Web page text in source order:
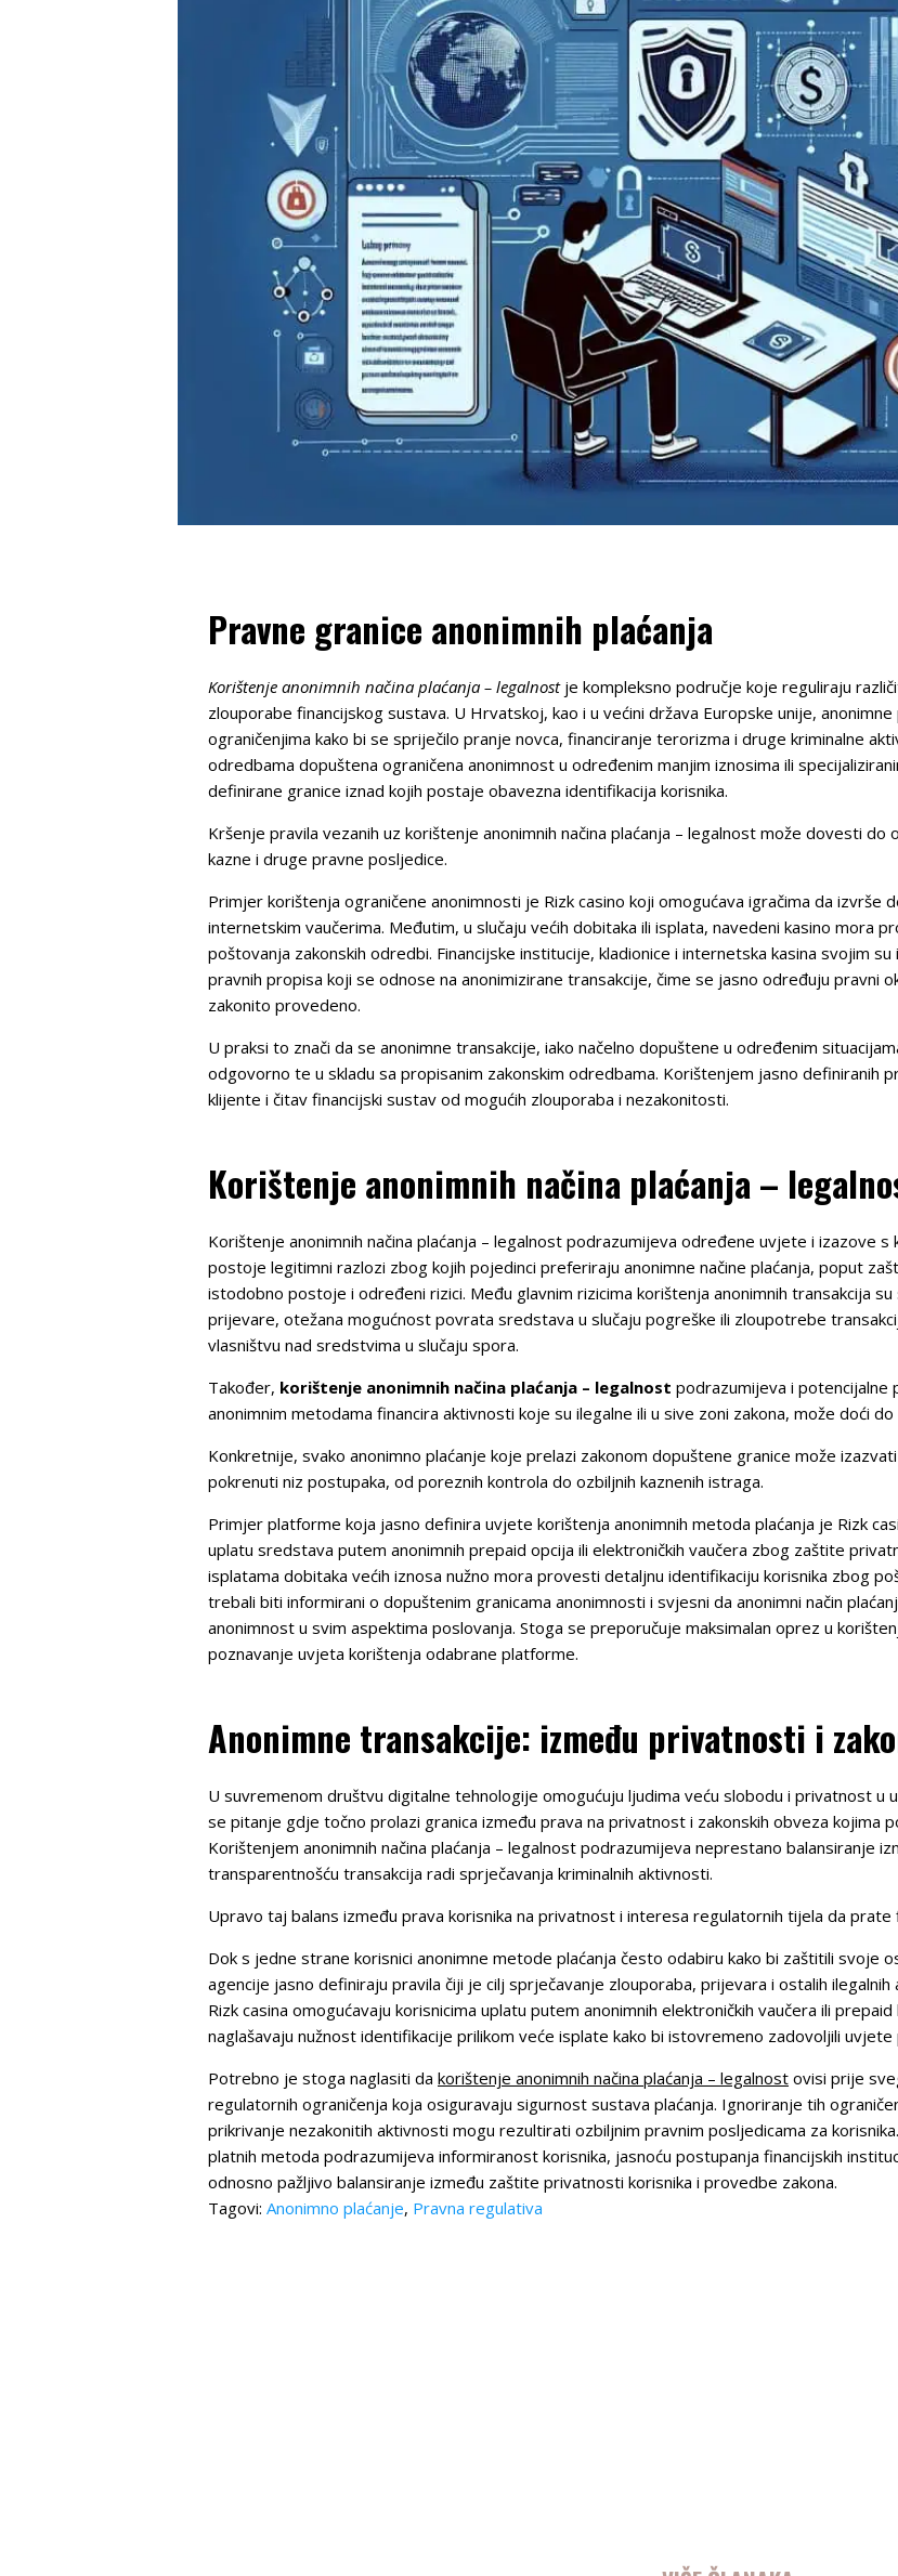
Pravne granice anonimnih plaćanja
Korištenje anonimnih načina plaćanja – legalnostje kompleksno područje koje reguliraju
zlouporabe financijskog sustava. U Hrvatskoj, kao i u većini država Europske unije,
ograničenjima kako bi se spriječilo pranje novca, financiranje terorizma i druge kriminalne
odredbama dopuštena ograničena anonimnost u određenim manjim iznosima ili
definirane granice iznad kojih postaje obavezna identifikacija korisnika.
Kršenje pravila vezanih uz korištenje anonimnih načina plaćanja – legalnost može dovesti do
kazne i druge pravne posljedice.
Primjer korištenja ograničene anonimnosti je Rizk casino koji omogućava igračima da izvrše
internetskim vaučerima. Međutim, u slučaju većih dobitaka ili isplata, navedeni kasino mora
poštovanja zakonskih odredbi. Financijske institucije, kladionice i internetska kasina svojim
pravnih propisa koji se odnose na anonimizirane transakcije, čime se jasno određuju pravni
zakonito provedeno.
U praksi to znači da se anonimne transakcije, iako načelno dopuštene u određenim
odgovorno te u skladu sa propisanim zakonskim odredbama. Korištenjem jasno definiranih
klijente i čitav financijski sustav od mogućih zlouporaba i nezakonitosti.
Korištenje anonimnih načina plaćanja –
Korištenje anonimnih načina plaćanja – legalnost podrazumijeva određene uvjete i izazove
postoje legitimni razlozi zbog kojih pojedinci preferiraju anonimne načine plaćanja, poput
istodobno postoje i određeni rizici. Među glavnim rizicima korištenja anonimnih transakcija
prijevare, otežana mogućnost povrata sredstava u slučaju pogreške ili zloupotrebe
vlasništvu nad sredstvima u slučaju spora.
Također, korištenje anonimnih načina plaćanja – legalnost podrazumijeva i potencijalne
anonimnim metodama financira aktivnosti koje su ilegalne ili u sive zoni zakona, može doći
Konkretnije, svako anonimno plaćanje koje prelazi zakonom dopuštene granice može
pokrenuti niz postupaka, od poreznih kontrola do ozbiljnih kaznenih istraga.
Primjer platforme koja jasno definira uvjete korištenja anonimnih metoda plaćanja je Rizk
uplatu sredstava putem anonimnih prepaid opcija ili elektroničkih vaučera zbog zaštite
isplatama dobitaka većih iznosa nužno mora provesti detaljnu identifikaciju korisnika zbog
trebali biti informirani o dopuštenim granicama anonimnosti i svjesni da anonimni način
anonimnost u svim aspektima poslovanja. Stoga se preporučuje maksimalan oprez u
poznavanje uvjeta korištenja odabrane platforme.
Anonimne transakcije: između privatnosti i
U suvremenom društvu digitalne tehnologije omogućuju ljudima veću slobodu i privatnost u
se pitanje gdje točno prolazi granica između prava na privatnost i zakonskih obveza kojima
Korištenjem anonimnih načina plaćanja – legalnost podrazumijeva neprestano balansiranje
transparentnošću transakcija radi sprječavanja kriminalnih aktivnosti.
Upravo taj balans između prava korisnika na privatnost i interesa regulatornih tijela da
Dok s jedne strane korisnici anonimne metode plaćanja često odabiru kako bi zaštitili svoje
agencije jasno definiraju pravila čiji je cilj sprječavanje zlouporaba, prijevara i ostalih
Rizk casina omogućavaju korisnicima uplatu putem anonimnih elektroničkih vaučera ili
naglašavaju nužnost identifikacije prilikom veće isplate kako bi istovremeno zadovoljili uvjete
Potrebno je stoga naglasiti da korištenje anonimnih načina plaćanja – legalnost ovisi prije
regulatornih ograničenja koja osiguravaju sigurnost sustava plaćanja. Ignoriranje tih
prikrivanje nezakonitih aktivnosti mogu rezultirati ozbiljnim pravnim posljedicama za
platnih metoda podrazumijeva informiranost korisnika, jasnoću postupanja financijskih
odnosno pažljivo balansiranje između zaštite privatnosti korisnika i provedbe zakona.
Tagovi: Anonimno plaćanje, Pravna regulativa